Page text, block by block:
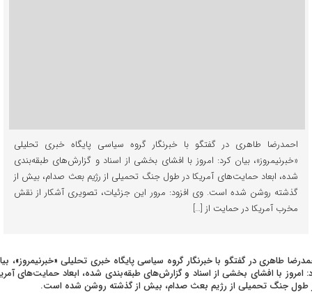
احمدرضا طاهری در گفتگو با خبرنگار گروه سیاسی پایگاه خبری تحلیلی
«خبرنیمروز»، بیان کرد: امروز با افشای بخشی از اسناد و گزارش‌های طبقه‌بندی
شده، ابعاد حمایت‌های آمریکا در طول جنگ تحمیلی از رژیم بعث صدام، بیش از
گذشته روشن شده است. وی افزود: مرور این جزئیات، تصویری آشکار از نقش
مخرب آمریکا در حمایت از […]
طاهری در گفتگو با خبرنگار گروه سیاسی پایگاه خبری تحلیلی «خبرنیمروز»،
امروز با افشای بخشی از اسناد و گزارش‌های طبقه‌بندی شده، ابعاد حمایت‌های
طول جنگ تحمیلی از رژیم بعث صدام، بیش از گذشته روشن شده است.